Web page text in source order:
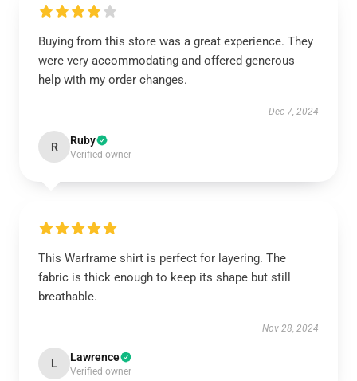
Buying from this store was a great experience. They
were very accommodating and offered generous
help with my order changes.
Dec 7, 2024
R Ruby
Verified owner
This Warframe shirt is perfect for layering. The
fabric is thick enough to keep its shape but still
breathable.
Nov 28, 2024
L Lawrence
Verified owner